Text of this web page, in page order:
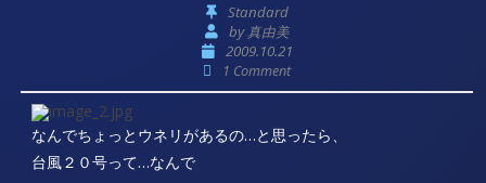
Standard
by真由美
2009.10.21
1 Comment
なんでちょっとウネリがあるの…と思ったら、
台風２０号って…なんで